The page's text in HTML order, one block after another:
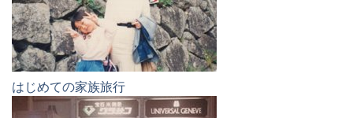
はじめての家族旅行